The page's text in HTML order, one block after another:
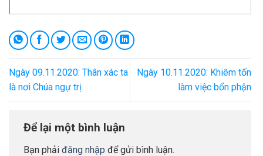
Ngày 09.11.2020: Thân xác ta
là nơi Chúa ngự trị
Ngày 10.11.2020: Khiêm tốn
làm việc bổn phận
Để lại một bình luận
Bạn phải đăng nhập để gửi bình luận.